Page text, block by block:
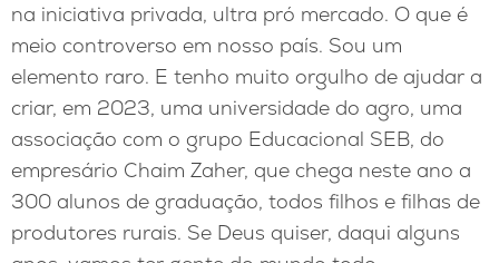
na iniciativa privada, ultra pró mercado. O que é
meio controverso em nosso país. Sou um
elemento raro. E tenho muito orgulho de ajudar a
criar, em 2023, uma universidade do agro, uma
associação com o grupo Educacional SEB, do
empresário Chaim Zaher, que chega neste ano a
300 alunos de graduação, todos filhos e filhas de
produtores rurais. Se Deus quiser, daqui alguns